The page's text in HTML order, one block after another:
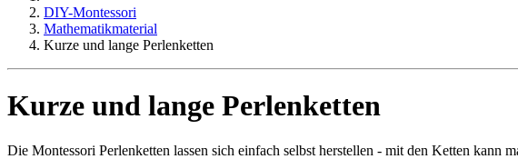
DIY-Montessori
Mathematikmaterial
Kurze und lange Perlenketten
Kurze und lange Perlenketten
Die Montessori Perlenketten lassen sich einfach selbst herstellen - mit den Ketten kann